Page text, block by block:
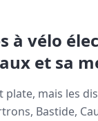
à vélo
et sa
plate, mais les
Bastide,